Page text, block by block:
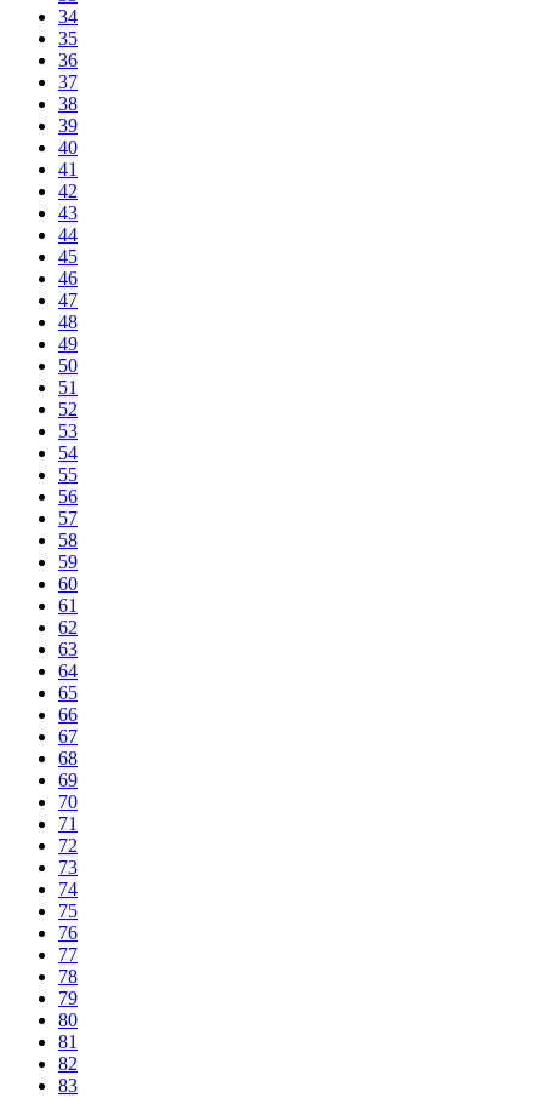
34
35
36
37
38
39
40
41
42
43
44
45
46
47
48
49
50
51
52
53
54
55
56
57
58
59
60
61
62
63
64
65
66
67
68
69
70
71
72
73
74
75
76
77
78
79
80
81
82
83